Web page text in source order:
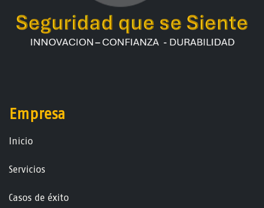
Empresa
Ini​ci​o
Servicios
Casos de éxito